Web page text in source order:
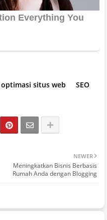
optimasi situs web
SEO
NEWER
Meningkatkan Bisnis Berbasis
Rumah Anda dengan Blogging